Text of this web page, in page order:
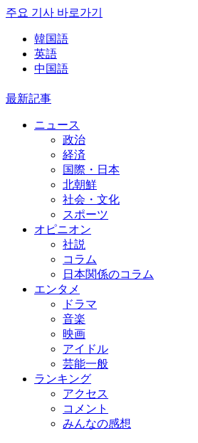
주요 기사 바로가기
韓国語
英語
中国語
最新記事
ニュース
政治
経済
国際・日本
北朝鮮
社会・文化
スポーツ
オピニオン
社説
コラム
日本関係のコラム
エンタメ
ドラマ
音楽
映画
アイドル
芸能一般
ランキング
アクセス
コメント
みんなの感想